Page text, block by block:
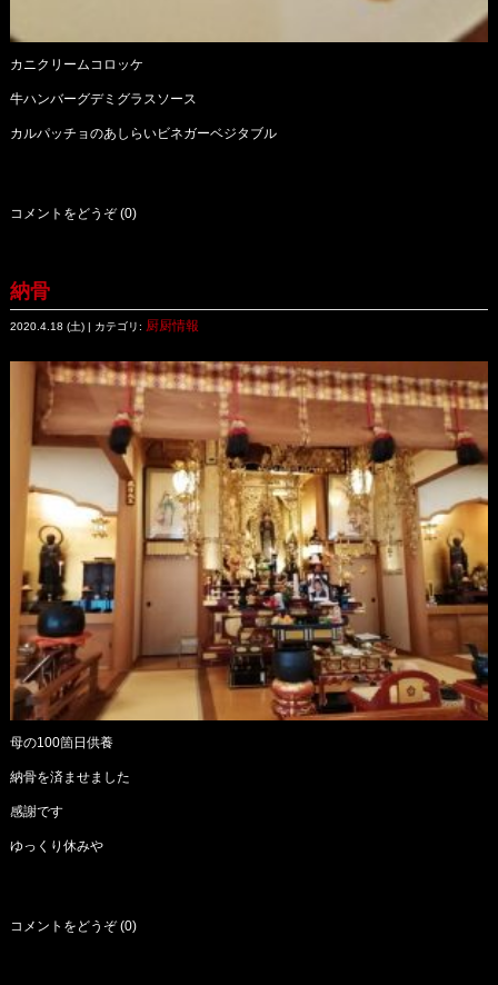
カニクリームコロッケ
牛ハンバーグデミグラスソース
カルパッチョのあしらいビネガーベジタブル
コメントをどうぞ (0)
納骨
2020.4.18 (土) | カテゴリ: 厨厨情報
母の100箇日供養
納骨を済ませました
感謝です
ゆっくり休みや
コメントをどうぞ (0)